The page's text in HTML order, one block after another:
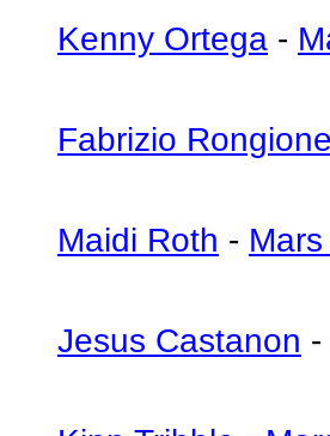
Kenny Ortega -
Fabrizio
Maidi Roth -
Jesus Castanon -